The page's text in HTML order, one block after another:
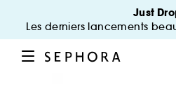
Just
Les derniers lancements